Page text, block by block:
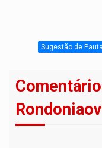
Sugestão de Pauta